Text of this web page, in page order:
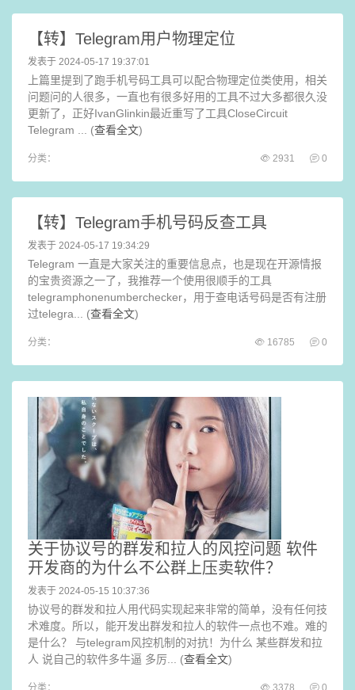
【转】Telegram用户物理定位
发表于 2024-05-17 19:37:01
上篇里提到了跑手机号码工具可以配合物理定位类使用，相关
问题问的人很多，一直也有很多好用的工具不过大多都很久没
更新了，正好IvanGlinkin最近重写了工具CloseCircuit
Telegram ... (查看全文)
分类： 2931 0
【转】Telegram手机号码反查工具
发表于 2024-05-17 19:34:29
Telegram 一直是大家关注的重要信息点，也是现在开源情报
的宝贵资源之一了，我推荐一个使用很顺手的工具
telegramphonenumberchecker，用于查电话号码是否有注册
过telegra... (查看全文)
分类： 16785 0
关于协议号的群发和拉人的风控问题 软件
开发商的为什么不公群上压卖软件？
发表于 2024-05-15 10:37:36
协议号的群发和拉人用代码实现起来非常的简单，没有任何技
术难度。所以，能开发出群发和拉人的软件一点也不难。难的
是什么？ 与telegram风控机制的对抗！为什么 某些群发和拉
人 说自己的软件多牛逼 多厉... (查看全文)
分类： 3378 0